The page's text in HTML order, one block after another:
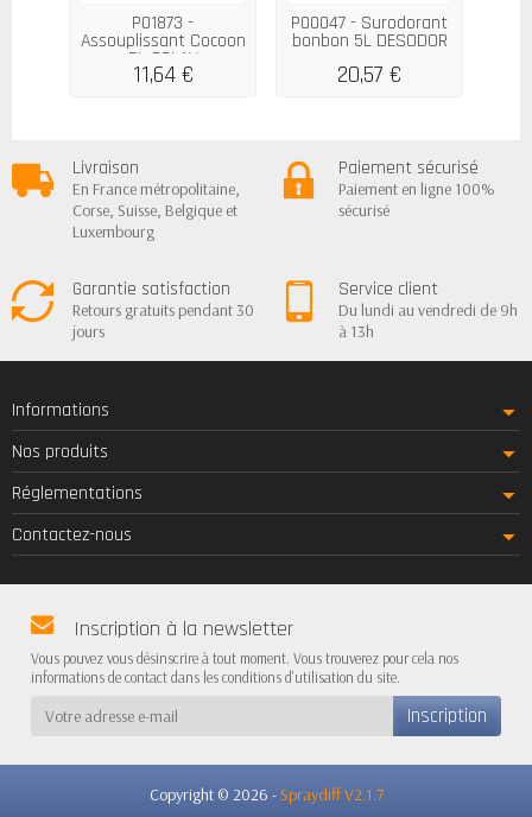
P01873 -
Assouplissant Cocoon
5L ORLAV
11,64 €
P00047 - Surodorant
bonbon 5L DESODOR
20,57 €
Livraison
En France métropolitaine,
Corse, Suisse, Belgique et
Luxembourg
Paiement sécurisé
Paiement en ligne 100%
sécurisé
Garantie satisfaction
Retours gratuits pendant 30
jours
Service client
Du lundi au vendredi de 9h
à 13h
Informations
Nos produits
Réglementations
Contactez-nous
Inscription à la newsletter
Vous pouvez vous désinscrire à tout moment. Vous trouverez pour cela nos
informations de contact dans les conditions d'utilisation du site.
Copyright © 2026 -Spraydiff V2.1.7